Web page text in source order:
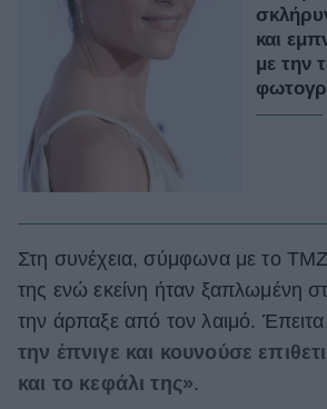
και
με την
Στη συνέχεια, σύμφωνα με το
της ενώ εκείνη ήταν ξαπλωμένη
την άρπαξε από τον λαιμό.
την έπνιγε και κουνούσε
και το κεφάλι της».